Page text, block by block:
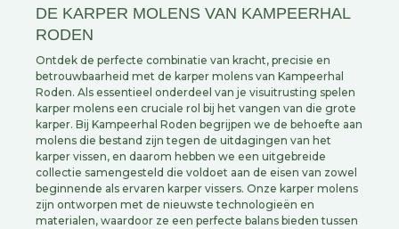
DE KARPER MOLENS VAN KAMPEERHAL
RODEN
Ontdek de perfecte combinatie van kracht, precisie en
betrouwbaarheid met de karper molens van Kampeerhal
Roden. Als essentieel onderdeel van je visuitrusting spelen
karper molens een cruciale rol bij het vangen van die grote
karper. Bij Kampeerhal Roden begrijpen we de behoefte aan
molens die bestand zijn tegen de uitdagingen van het
karper vissen, en daarom hebben we een uitgebreide
collectie samengesteld die voldoet aan de eisen van zowel
beginnende als ervaren karper vissers. Onze karper molens
zijn ontworpen met de nieuwste technologieën en
materialen, waardoor ze een perfecte balans bieden tussen